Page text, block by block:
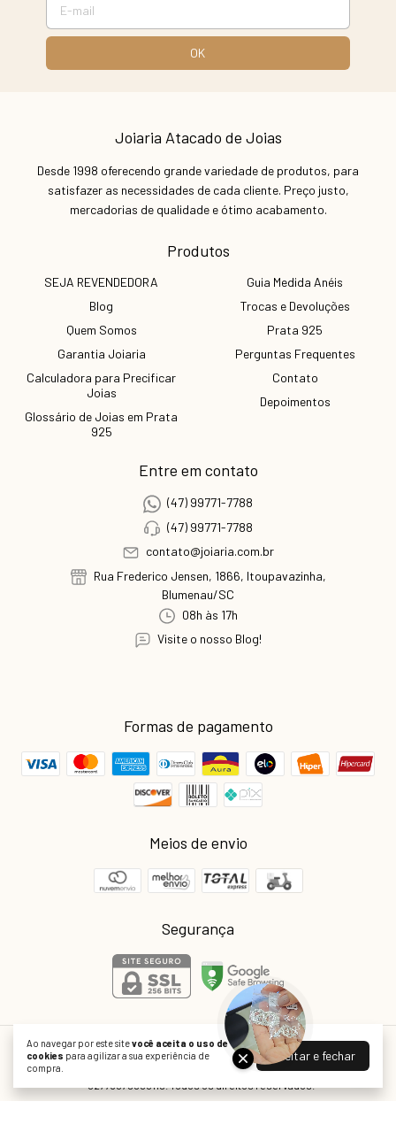
Ao navegar por este sitevocê aceita o uso de
cookies para agilizar a sua experiência de
compra.
Aceitar e fechar
Joiaria Atacado de Joias
Desde 1998 oferecendo grande variedade de produtos, para
satisfazer as necessidades de cada cliente. Preço justo,
mercadorias de qualidade e ótimo acabamento.
Produtos
SEJA REVENDEDORA
Blog
Quem Somos
Garantia Joiaria
Calculadora para Precificar
Joias
Glossário de Joias em Prata
925
Guia Medida Anéis
Trocas e Devoluções
Prata 925
Perguntas Frequentes
Contato
Depoimentos
Entre em contato
(47) 99771-7788
(47) 99771-7788
contato@joiaria.com.br
Rua Frederico Jensen, 1866, Itoupavazinha,
Blumenau/SC
08h às 17h
Visite o nosso Blog!
Formas de pagamento
Meios de envio
Segurança
Joiaria Atacado
©2026. Joiaria é o nome fantasia da empresa Real Indústria e Comércio Ltda